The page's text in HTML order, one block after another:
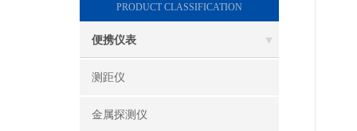
PRODUCT CLASSIFICATION
便携仪表
测距仪
金属探测仪